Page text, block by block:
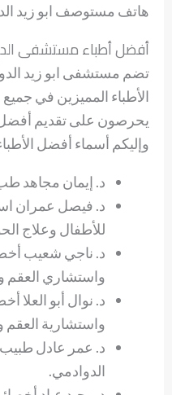
هاتف مستوصف ابو زيد
أفضل أطباء مستشفى
تضم مستشفى ابو زيد
الأطباء المميزين في
يحرصون على تقديم
وإليكم أسماء أفضل
د. إيمان مجاهد
د. فيصل عمران
للأطفال وعلاج
د. ناجي شعيب
واستشاري العقم
د. نوال أبو العلا
واستشارية العقم
د. عمر عادل
الدوادمي.